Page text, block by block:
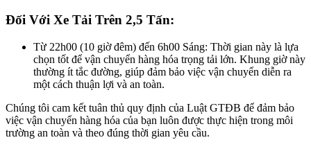
Đối Với Xe Tải Trên 2,5 Tấn:
Từ 22h00 (10 giờ đêm) đến 6h00 Sáng: Thời gian này là lựa
chọn tốt để vận chuyển hàng hóa trọng tải lớn. Khung giờ này
thường ít tắc đường, giúp đảm bảo việc vận chuyển diễn ra
một cách thuận lợi và an toàn.
Chúng tôi cam kết tuân thủ quy định của Luật GTĐB để đảm bảo
việc vận chuyển hàng hóa của bạn luôn được thực hiện trong môi
trường an toàn và theo đúng thời gian yêu cầu.